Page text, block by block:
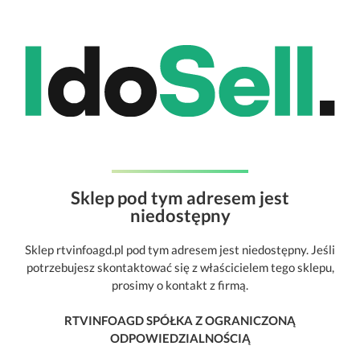
Sklep pod tym adresem jest
niedostępny
Sklep rtvinfoagd.pl pod tym adresem jest niedostępny. Jeśli
potrzebujesz skontaktować się z właścicielem tego sklepu,
prosimy o kontakt z firmą.
RTVINFOAGD SPÓŁKA Z OGRANICZONĄ
ODPOWIEDZIALNOŚCIĄ